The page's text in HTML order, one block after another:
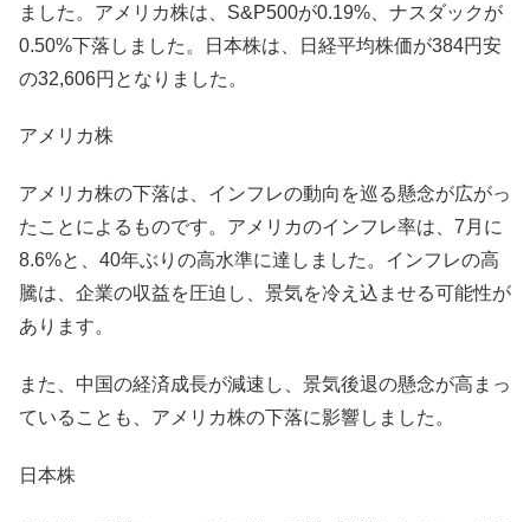
ました。アメリカ株は、S&P500が0.19%、ナスダックが
0.50%下落しました。日本株は、日経平均株価が384円安
の32,606円となりました。
アメリカ株
アメリカ株の下落は、インフレの動向を巡る懸念が広がっ
たことによるものです。アメリカのインフレ率は、7月に
8.6%と、40年ぶりの高水準に達しました。インフレの高
騰は、企業の収益を圧迫し、景気を冷え込ませる可能性が
あります。
また、中国の経済成長が減速し、景気後退の懸念が高まっ
ていることも、アメリカ株の下落に影響しました。
日本株